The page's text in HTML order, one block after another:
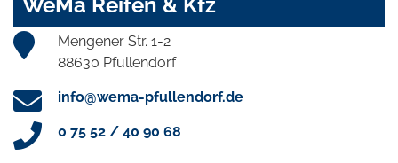
Mengener Str. 1-2
88630 Pfullendorf
info@wema-pfullendorf.de
0 75 52 / 40 90 68